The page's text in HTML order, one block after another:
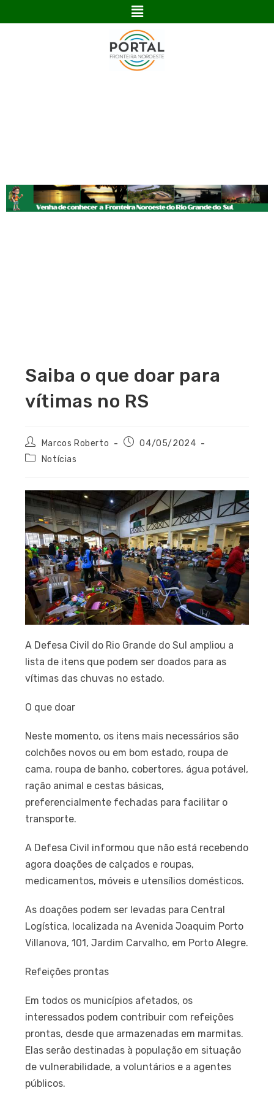
Saiba o que doar para
vítimas no RS
Marcos Roberto
04/05/2024
Notícias
A Defesa Civil do Rio Grande do Sul ampliou a
lista de itens que podem ser doados para as
vítimas das chuvas no estado.
O que doar
Neste momento, os itens mais necessários são
colchões novos ou em bom estado, roupa de
cama, roupa de banho, cobertores, água potável,
ração animal e cestas básicas,
preferencialmente fechadas para facilitar o
transporte.
A Defesa Civil informou que não está recebendo
agora doações de calçados e roupas,
medicamentos, móveis e utensílios domésticos.
As doações podem ser levadas para Central
Logística, localizada na Avenida Joaquim Porto
Villanova, 101, Jardim Carvalho, em Porto Alegre.
Refeições prontas
Em todos os municípios afetados, os
interessados podem contribuir com refeições
prontas, desde que armazenadas em marmitas.
Elas serão destinadas à população em situação
de vulnerabilidade, a voluntários e a agentes
públicos.